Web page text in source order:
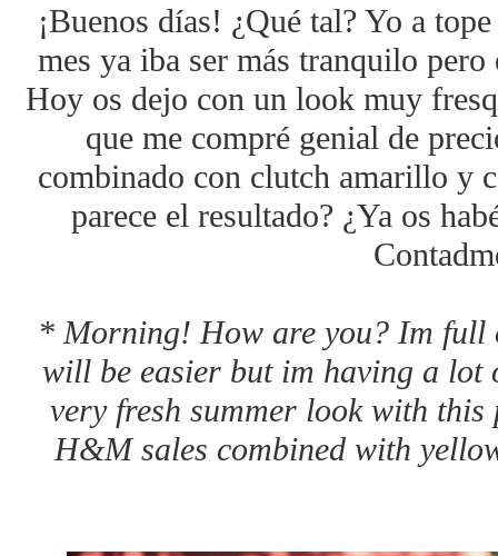
¡Buenos días! ¿Qué tal? Yo a
mes ya iba ser más tranquilo pero
Hoy os dejo con un look muy
que me compré genial de
combinado con clutch amarillo y
parece el resultado? ¿Ya os
* Morning! How are you? Im full
will be easier but im having a lot
very fresh summer look with
H&M sales combined with